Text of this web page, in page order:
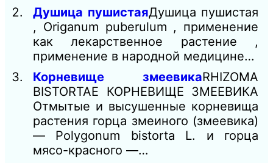
Душица пушистаяДушица пушистая
, Origanum puberulum , применение
как лекарственное растение ,
применение в народной медицине…
Корневище змеевикаRHIZOMA
BISTORTAE КОРНЕВИЩЕ ЗМЕЕВИКА
Отмытые и высушенные корневища
растения горца змеиного (змеевика)
— Polygonum bistorta L. и горца
мясо-красного —…